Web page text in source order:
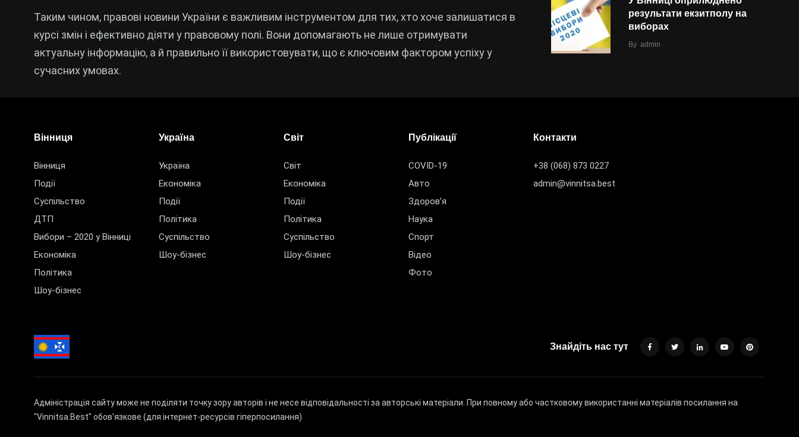
Таким чином, правові новини України є важливим інструментом для тих, хто хоче залишатися в
курсі змін і ефективно діяти у правовому полі. Вони допомагають не лише отримувати
актуальну інформацію, а й правильно її використовувати, що є ключовим фактором успіху у
сучасних умовах.
результати екзитполу на
виборах
By admin
Вінниця
Вінниця
Події
Суспільство
ДТП
Вибори – 2020 у Вінниці
Економіка
Політика
Шоу-бізнес
Україна
Україна
Економіка
Події
Політика
Суспільство
Шоу-бізнес
Світ
Світ
Економіка
Події
Політика
Суспільство
Шоу-бізнес
Публікації
COVID-19
Авто
Здоров’я
Наука
Спорт
Відео
Фото
Контакти
+38 (068) 873 0227
admin@vinnitsa.best
Знайдіть нас тут
Адміністрація сайту може не поділяти точку зору авторів і не несе відповідальності за авторські матеріали. При повному або частковому використанні матеріалів посилання на
"Vinnitsa.Best" обов'язкове (для інтернет-ресурсів гіперпосилання)